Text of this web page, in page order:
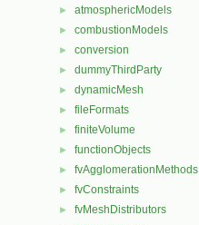
► atmosphericModels
► combustionModels
► conversion
► dummyThirdParty
► dynamicMesh
► fileFormats
► finiteVolume
► functionObjects
► fvAgglomerationMethods
► fvConstraints
► fvMeshDistributors